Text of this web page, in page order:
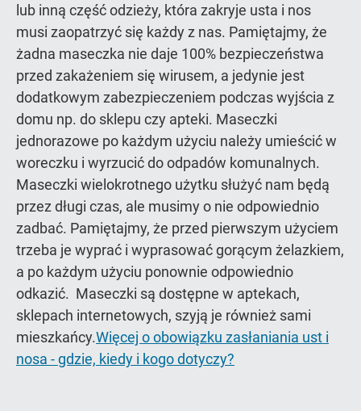
lub inną część odzieży, która zakryje usta i nos
musi zaopatrzyć się każdy z nas. Pamiętajmy, że
żadna maseczka nie daje 100% bezpieczeństwa
przed zakażeniem się wirusem, a jedynie jest
dodatkowym zabezpieczeniem podczas wyjścia z
domu np. do sklepu czy apteki. Maseczki
jednorazowe po każdym użyciu należy umieścić w
woreczku i wyrzucić do odpadów komunalnych.
Maseczki wielokrotnego użytku służyć nam będą
przez długi czas, ale musimy o nie odpowiednio
zadbać. Pamiętajmy, że przed pierwszym użyciem
trzeba je wyprać i wyprasować gorącym żelazkiem,
a po każdym użyciu ponownie odpowiednio
odkazić. Maseczki są dostępne w aptekach,
sklepach internetowych, szyją je również sami
mieszkańcy.Więcej o obowiązku zasłaniania ust i
nosa - gdzie, kiedy i kogo dotyczy?